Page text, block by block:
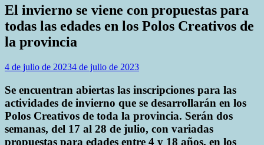
El invierno se viene con propuestas para
todas las edades en los Polos Creativos de
la provincia
4 de julio de 20234 de julio de 2023
Se encuentran abiertas las inscripciones para las
actividades de invierno que se desarrollarán en los
Polos Creativos de toda la provincia. Serán dos
semanas, del 17 al 28 de julio, con variadas
propuestas para edades entre 4 y 18 años, en los